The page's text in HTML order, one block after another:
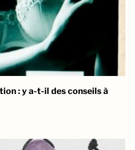
: y a-t-il des conseils à